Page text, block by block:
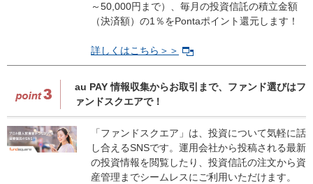
～50,000円まで）、毎月の投資信託の積立金額
（決済額）の1％をPontaポイント還元します！
詳しくはこちら＞＞
au PAY 情報収集からお取引まで、ファンド選びはフ
ァンドスクエアで！
「ファンドスクエア」は、投資について気軽に話
し合えるSNSです。運用会社から投稿される最新
の投資情報を閲覧したり、投資信託の注文から資
産管理までシームレスにご利用いただけます。